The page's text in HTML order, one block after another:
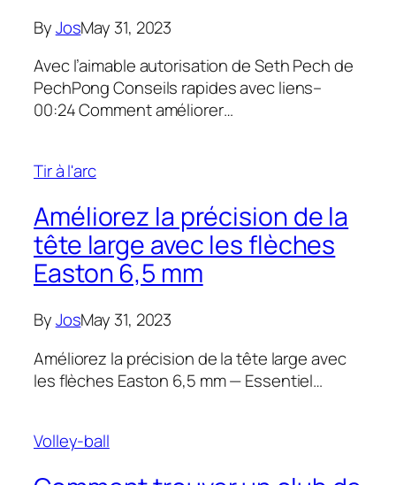
ByJosMay 31, 2023
Avec l’aimable autorisation de Seth Pech de
PechPong Conseils rapides avec liens–
00:24 Comment améliorer…
Tir à l'arc
Améliorez la précision de la
tête large avec les flèches
Easton 6,5 mm
ByJosMay 31, 2023
Améliorez la précision de la tête large avec
les flèches Easton 6,5 mm — Essentiel…
Volley-ball